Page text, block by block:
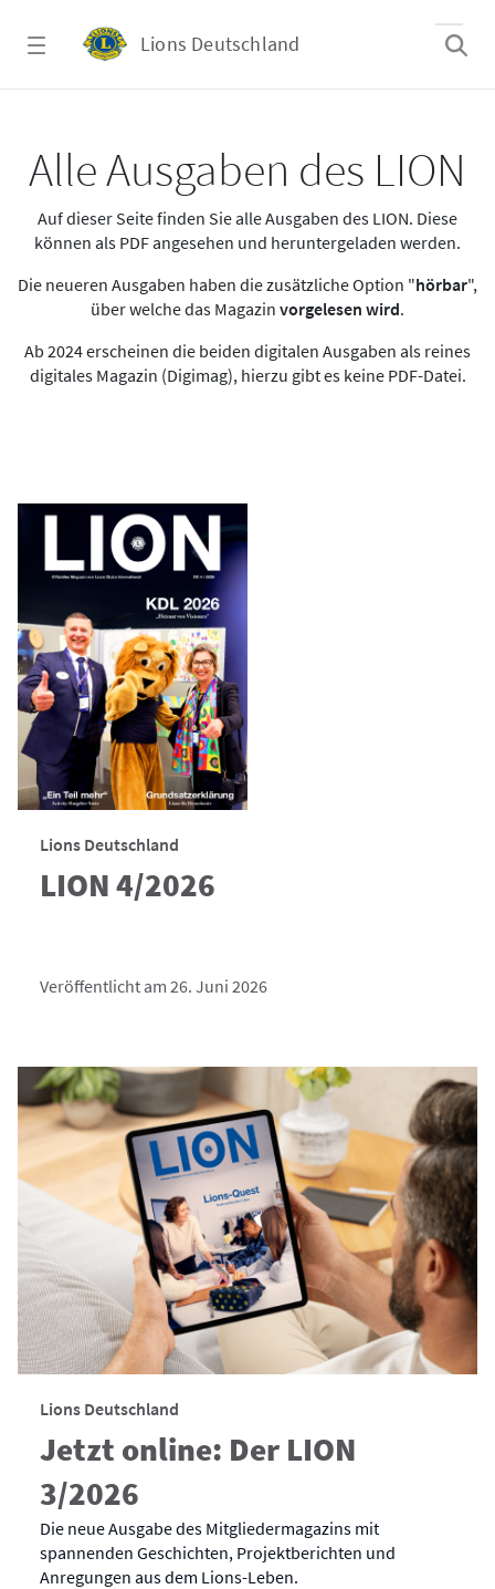
Lions Deutschland
Alle Ausgaben des LION
Auf dieser Seite finden Sie alle Ausgaben des LION. Diese
können als PDF angesehen und heruntergeladen werden.
Die neueren Ausgaben haben die zusätzliche Option "hörbar",
über welche das Magazin vorgelesen wird.
Ab 2024 erscheinen die beiden digitalen Ausgaben als reines
digitales Magazin (Digimag), hierzu gibt es keine PDF-Datei.
Lions Deutschland
LION 4/2026
Veröffentlicht am 26. Juni 2026
Lions Deutschland
Jetzt online: Der LION
3/2026
Die neue Ausgabe des Mitgliedermagazins mit
spannenden Geschichten, Projektberichten und
Anregungen aus dem Lions-Leben.